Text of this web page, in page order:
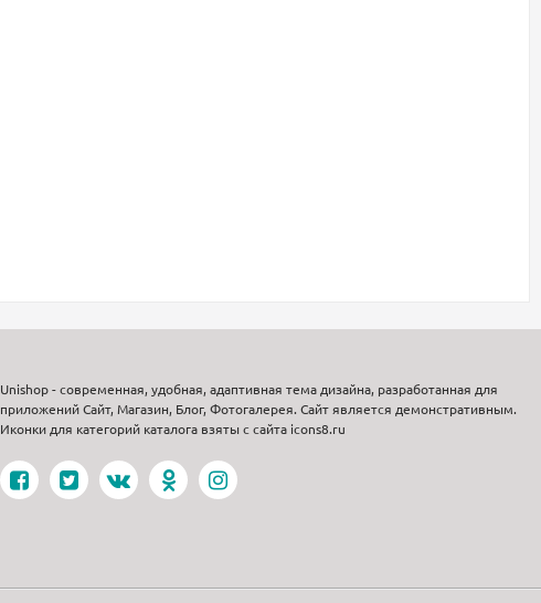
Unishop - современная, удобная, адаптивная тема дизайна, разработанная для
приложений Сайт, Магазин, Блог, Фотогалерея. Сайт является демонстративным.
Иконки для категорий каталога взяты с сайта icons8.ru